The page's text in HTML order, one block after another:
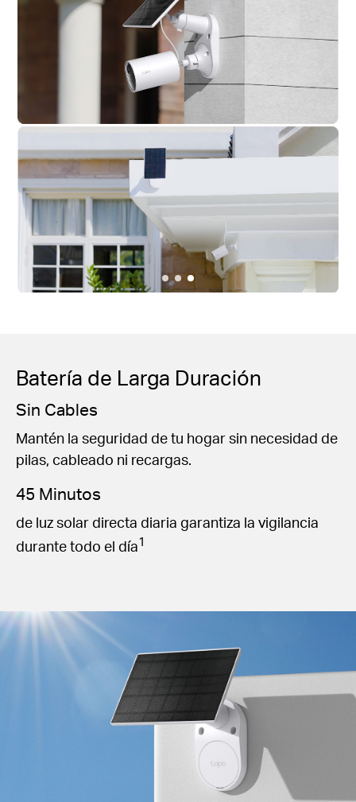
Batería de Larga Duración
Sin Cables
Mantén la seguridad de tu hogar sin necesidad de
pilas, cableado ni recargas.
45 Minutos
de luz solar directa diaria garantiza la vigilancia
durante todo el día1